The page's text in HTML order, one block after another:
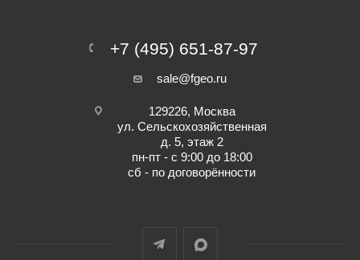
+7 (495) 651-87-97
sale@fgeo.ru
129226, Москва
ул. Сельскохозяйственная
д. 5, этаж 2
пн-пт - с 9:00 до 18:00
сб - по договорённости